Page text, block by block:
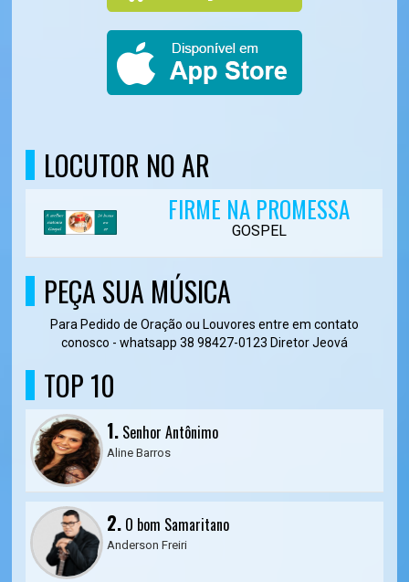
LOCUTOR NO AR
FIRME NA PROMESSA
GOSPEL
PEÇA SUA MÚSICA
Para Pedido de Oração ou Louvores entre em contato
conosco - whatsapp 38 98427-0123 Diretor Jeová
TOP 10
1. Senhor Antônimo
Aline Barros
2. O bom Samaritano
Anderson Freiri